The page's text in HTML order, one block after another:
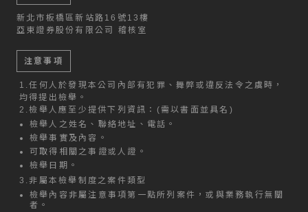
新北市板橋區新站路16號13樓
亞東證券股份有限公司 稽核室
注意事項
1.任何人於發現本公司內部有犯罪、舞弊或違反法令之虞時，
均得提出檢舉。
2.檢舉人應至少提供下列資訊：(需以書面並具名)
檢舉人之姓名、聯絡地址、電話。
檢舉事實及內容。
可取得相關之事證或人證。
檢舉日期。
3.非屬本檢舉制度之案件類型
檢舉內容非屬注意事項第一點所列案件，或與業務執行無關
者。